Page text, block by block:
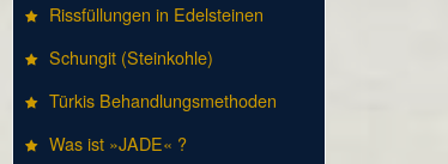
Rissfüllungen in Edelsteinen
Schungit (Steinkohle)
Türkis Behandlungsmethoden
Was ist »JADE« ?